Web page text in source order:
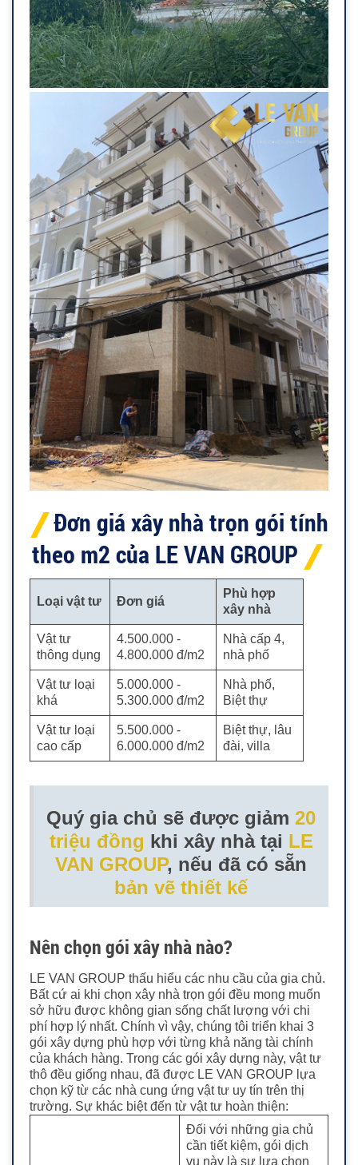
Đơn giá xây nhà trọn gói tính
theo m2 của LE VAN GROUP
Loại vật tư Đơn giá
Phù hợp
xây nhà
Vật tư
thông dụng
4.500.000 -
4.800.000 đ/m2
Nhà cấp 4,
nhà phố
Vật tư loại
khá
5.000.000 -
5.300.000 đ/m2
Nhà phố,
Biệt thự
Vật tư loại
cao cấp
5.500.000 -
6.000.000 đ/m2
Biệt thự, lâu
đài, villa
Quý gia chủ sẽ được giảm 20
triệu đồng khi xây nhà tại LE
VAN GROUP, nếu đã có sẵn
bản vẽ thiết kế
Nên chọn gói xây nhà nào?
LE VAN GROUP thấu hiểu các nhu cầu của gia chủ.
Bất cứ ai khi chọn xây nhà trọn gói đều mong muốn
sở hữu được không gian sống chất lượng với chi
phí hợp lý nhất. Chính vì vậy, chúng tôi triển khai 3
gói xây dựng phù hợp với từng khả năng tài chính
của khách hàng. Trong các gói xây dựng này, vật tư
thô đều giống nhau, đã được LE VAN GROUP lựa
chọn kỹ từ các nhà cung ứng vật tư uy tín trên thị
trường. Sự khác biệt đến từ vật tư hoàn thiện:
Đối với những gia chủ
cần tiết kiệm, gói dịch
vụ này là sự lựa chọn